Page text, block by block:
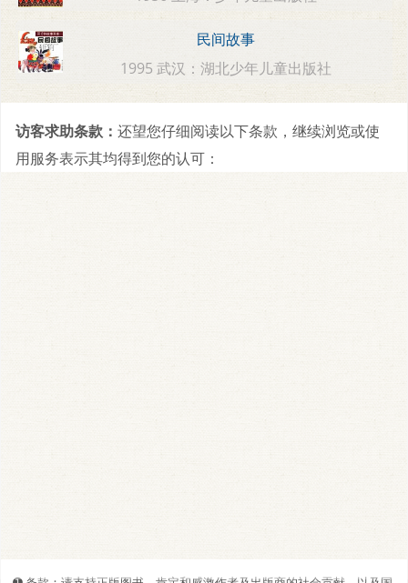
民间故事
1995 武汉：湖北少年儿童出版社
访客求助条款： 还望您仔细阅读以下条款，继续浏览或使
用服务表示其均得到您的认可：